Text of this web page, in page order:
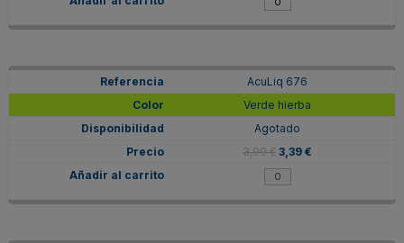
AcuLiq 676
Verde hierba
Agotado
3,99 € 3,39 €